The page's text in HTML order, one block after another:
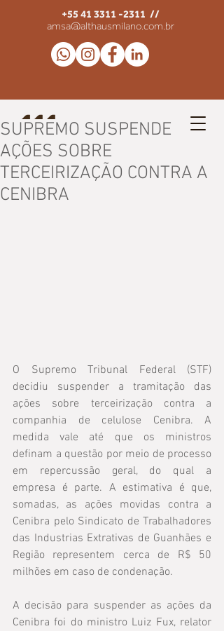
+55 41 3311 -2311 //
amsa@althausmilano.com.br
SUPREMO SUSPENDE
AÇÕES SOBRE
TERCEIRIZAÇÃO CONTRA A
CENIBRA
O Supremo Tribunal Federal (STF)
decidiu suspender a tramitação das
ações sobre terceirização contra a
companhia de celulose Cenibra. A
medida vale até que os ministros
definam a questão por meio de processo
em repercussão geral, do qual a
empresa é parte. A estimativa é que,
somadas, as ações movidas contra a
Cenibra pelo Sindicato de Trabalhadores
das Industrias Extrativas de Guanhães e
Região representem cerca de R$ 50
milhões em caso de condenação.
A decisão para suspender as ações da
Cenibra foi do ministro Luiz Fux, relator